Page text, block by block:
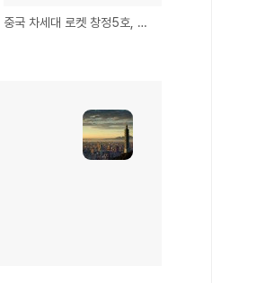
중국 차세대 로켓 창정5호, 2015 년 등장